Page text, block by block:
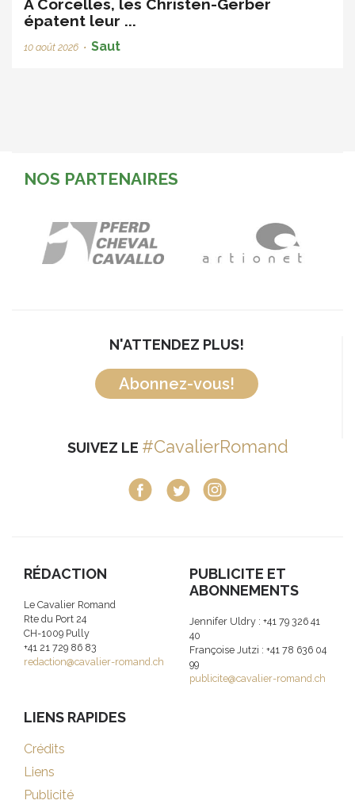
À Corcelles, les Christen-Gerber
épatent leur ...
10 août 2026 • Saut
NOS PARTENAIRES
N'ATTENDEZ PLUS!
Abonnez-vous!
SUIVEZ LE #CavalierRomand
RÉDACTION
Le Cavalier Romand
Rte du Port 24
CH-1009 Pully
+41 21 729 86 83
redaction@cavalier-romand.ch
PUBLICITE ET
ABONNEMENTS
Jennifer Uldry : +41 79 326 41
40
Françoise Jutzi : +41 78 636 04
99
publicite@cavalier-romand.ch
LIENS RAPIDES
Crédits
Liens
Publicité